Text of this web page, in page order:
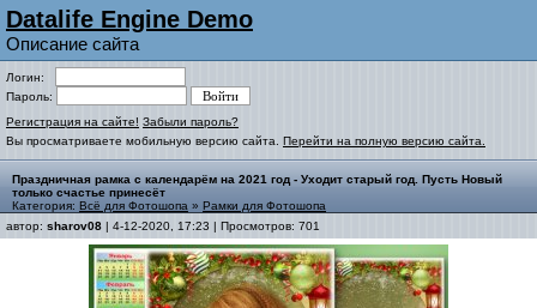
Datalife Engine Demo
Описание сайта
Логин:
Пароль:
Регистрация на сайте! Забыли пароль?
Вы просматриваете мобильную версию сайта. Перейти на полную версию сайта.
Праздничная рамка с календарём на 2021 год - Уходит старый год. Пусть Новый
только счастье принесёт
Категория: Всё для Фотошопа » Рамки для Фотошопа
автор: sharov08 | 4-12-2020, 17:23 | Просмотров: 701